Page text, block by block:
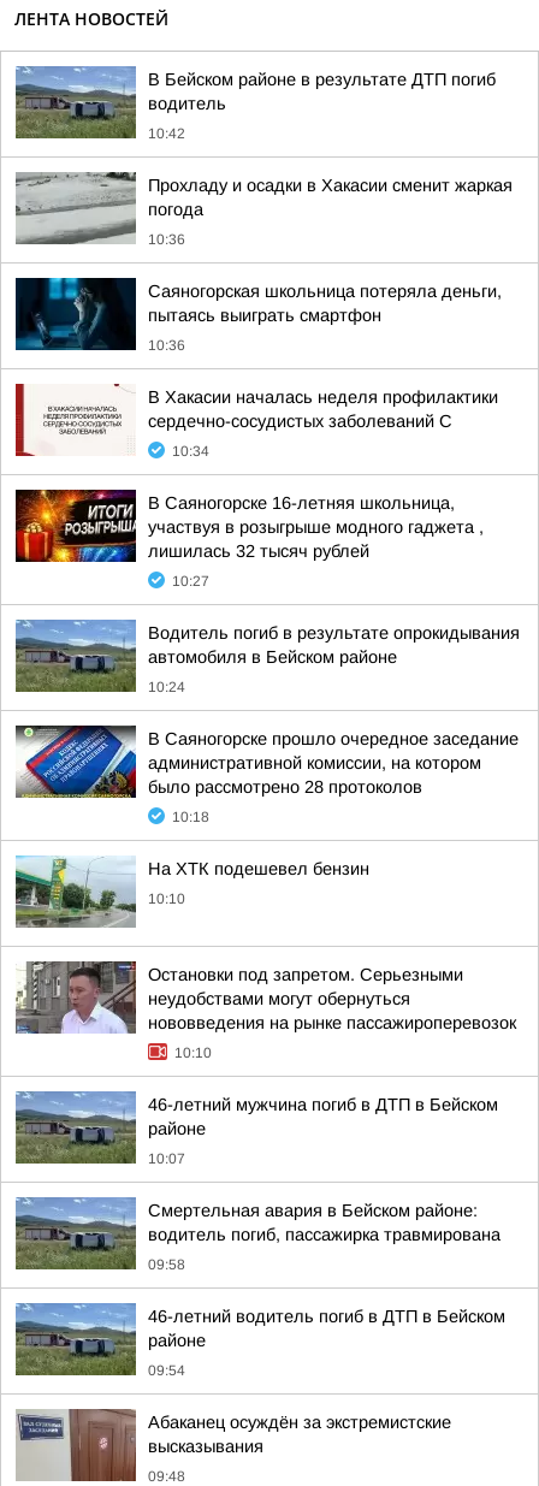
ЛЕНТА НОВОСТЕЙ
В Бейском районе в результате ДТП погиб
водитель
10:42
Прохладу и осадки в Хакасии сменит жаркая
погода
10:36
Саяногорская школьница потеряла деньги,
пытаясь выиграть смартфон
10:36
В Хакасии началась неделя профилактики
сердечно-сосудистых заболеваний С
10:34
В Саяногорске 16-летняя школьница,
участвуя в розыгрыше модного гаджета ,
лишилась 32 тысяч рублей
10:27
Водитель погиб в результате опрокидывания
автомобиля в Бейском районе
10:24
В Саяногорске прошло очередное заседание
административной комиссии, на котором
было рассмотрено 28 протоколов
10:18
На ХТК подешевел бензин
10:10
Остановки под запретом. Серьезными
неудобствами могут обернуться
нововведения на рынке пассажироперевозок
10:10
46-летний мужчина погиб в ДТП в Бейском
районе
10:07
Смертельная авария в Бейском районе:
водитель погиб, пассажирка травмирована
09:58
46-летний водитель погиб в ДТП в Бейском
районе
09:54
Абаканец осуждён за экстремистские
высказывания
09:48